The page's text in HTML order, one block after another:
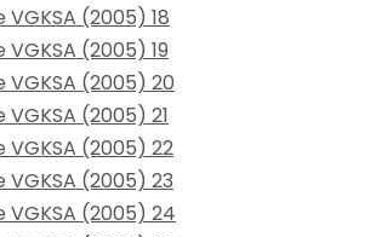
(2005) 18
(2005) 19
VGKSA (2005) 20
(2005) 21
VGKSA (2005) 22
VGKSA (2005) 23
VGKSA (2005) 24